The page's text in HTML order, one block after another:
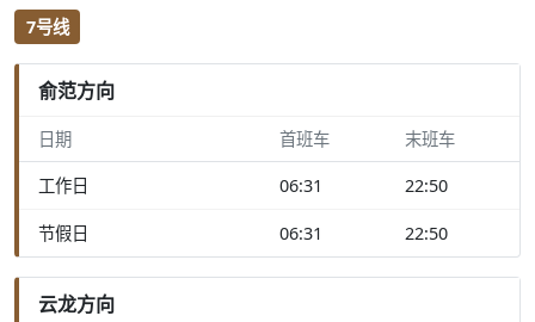
7号线
俞范方向
日期 首班车 末班车
工作日 06:31 22:50
节假日 06:31 22:50
云龙方向